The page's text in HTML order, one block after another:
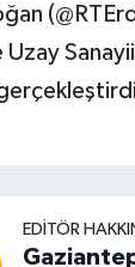
Uzay
EDITÖR